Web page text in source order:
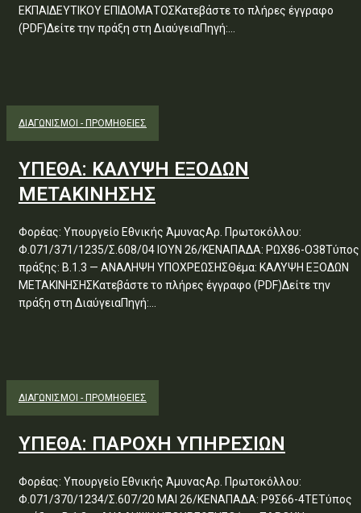
ΕΚΠΑΙΔΕΥΤΙΚΟΥ ΕΠΙΔΟΜΑΤΟΣΚατεβάστε το πλήρες έγγραφο
(PDF)Δείτε την πράξη στη ΔιαύγειαΠηγή:...
ΔΙΑΓΩΝΙΣΜΟΊ - ΠΡΟΜΉΘΕΙΕΣ
ΥΠΕΘΑ: ΚΑΛΥΨΗ ΕΞΟΔΩΝ
ΜΕΤΑΚΙΝΗΣΗΣ
Φορέας: Υπουργείο Εθνικής ΆμυναςΑρ. Πρωτοκόλλου:
Φ.071/371/1235/Σ.608/04 ΙΟΥΝ 26/ΚΕΝΑΠΑΔΑ: ΡΩΧ86-Ο38Τύπος
πράξης: Β.1.3 — ΑΝΑΛΗΨΗ ΥΠΟΧΡΕΩΣΗΣΘέμα: ΚΑΛΥΨΗ ΕΞΟΔΩΝ
ΜΕΤΑΚΙΝΗΣΗΣΚατεβάστε το πλήρες έγγραφο (PDF)Δείτε την
πράξη στη ΔιαύγειαΠηγή:...
ΔΙΑΓΩΝΙΣΜΟΊ - ΠΡΟΜΉΘΕΙΕΣ
ΥΠΕΘΑ: ΠΑΡΟΧΗ ΥΠΗΡΕΣΙΩΝ
Φορέας: Υπουργείο Εθνικής ΆμυναςΑρ. Πρωτοκόλλου:
Φ.071/370/1234/Σ.607/20 ΜΑΙ 26/ΚΕΝΑΠΑΔΑ: Ρ9Σ66-4ΤΕΤύπος